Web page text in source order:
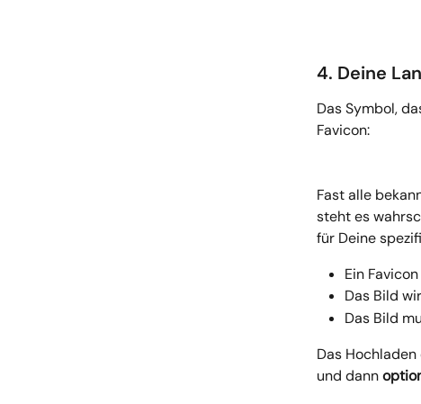
4. Deine
Das Symbol,
Favicon:
Fast alle
steht es
für Deine
Ein
Das Bild
Das Bild
Das
und dann